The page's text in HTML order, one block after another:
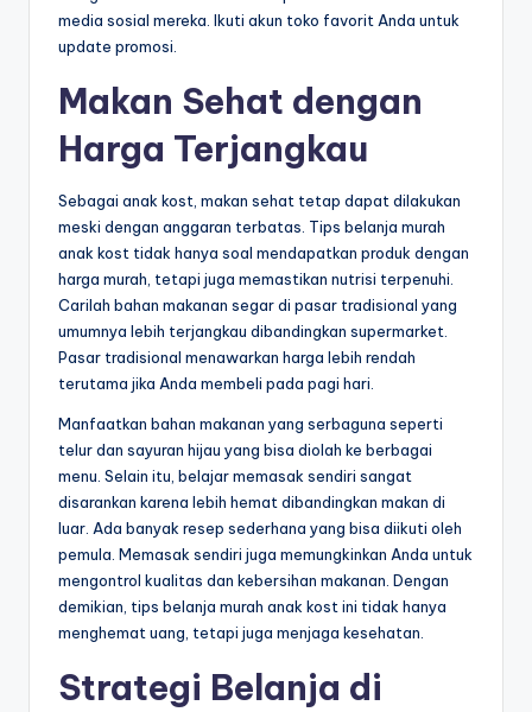
media sosial mereka. Ikuti akun toko favorit Anda untuk
update promosi.
Makan Sehat dengan
Harga Terjangkau
Sebagai anak kost, makan sehat tetap dapat dilakukan
meski dengan anggaran terbatas. Tips belanja murah
anak kost tidak hanya soal mendapatkan produk dengan
harga murah, tetapi juga memastikan nutrisi terpenuhi.
Carilah bahan makanan segar di pasar tradisional yang
umumnya lebih terjangkau dibandingkan supermarket.
Pasar tradisional menawarkan harga lebih rendah
terutama jika Anda membeli pada pagi hari.
Manfaatkan bahan makanan yang serbaguna seperti
telur dan sayuran hijau yang bisa diolah ke berbagai
menu. Selain itu, belajar memasak sendiri sangat
disarankan karena lebih hemat dibandingkan makan di
luar. Ada banyak resep sederhana yang bisa diikuti oleh
pemula. Memasak sendiri juga memungkinkan Anda untuk
mengontrol kualitas dan kebersihan makanan. Dengan
demikian, tips belanja murah anak kost ini tidak hanya
menghemat uang, tetapi juga menjaga kesehatan.
Strategi Belanja di